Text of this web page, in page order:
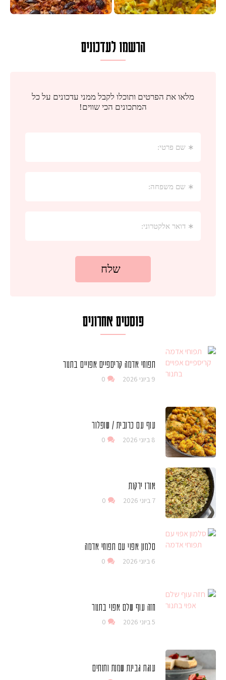
הרשמו לעדכונים
פוסטים אחרונים
תפוחי אדמה קריספיים אפויים בתנור
9 ביוני 2026 0
עוף עם כרובית / שופלור
8 ביוני 2026 0
אורז ירקות
7 ביוני 2026 0
סלמון אפוי עם תפוחי אדמה
6 ביוני 2026 0
חזה עוף שלם אפוי בתנור
5 ביוני 2026 0
עוגת גבינת שמנת ותותים